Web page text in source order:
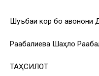
Шуъбаи кор бо ҷавонони
Раҷабалиева Шаҳло
ТАҲСИЛОТ